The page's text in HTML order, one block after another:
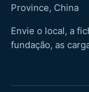
Province, China
Envie o local, a
fundação, as